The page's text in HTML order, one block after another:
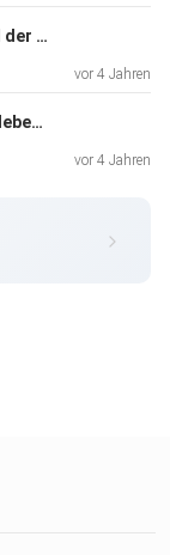
#57 Feuer, Wasser, Messer, und all der andere "gefährliche" Kram - Wie wir unsere Kinder gut begleiten und an Gefahrensituationen heranführen können (ohne selbst in Panik zu geraten :))
vor 4 Jahren
#55 Freilernen, außerschulisches lebenslanges Lernen - Warum sich Reisen ideal anbieten um wichtige und einprägsame Erfahrungen zu machen
vor 4 Jahren